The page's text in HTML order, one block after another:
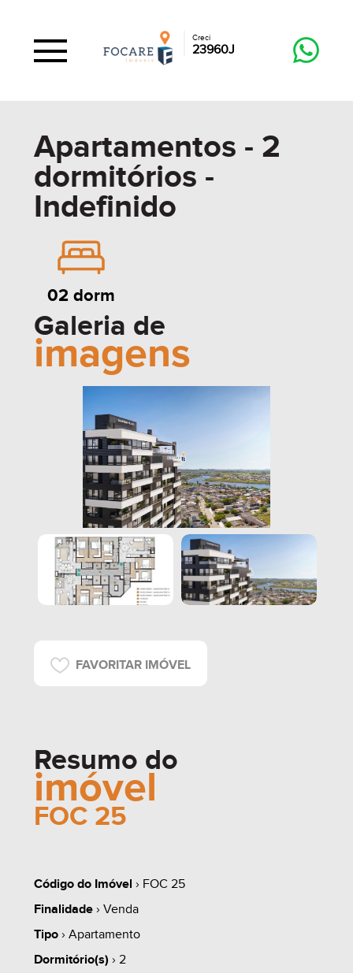
Creci
23960J
Apartamentos - 2
dormitórios -
Indefinido
02 dorm
Galeria de
imagens
FAVORITAR IMÓVEL
Resumo do
imóvel
FOC 25
Código do Imóvel › FOC 25
Finalidade› Venda
Tipo› Apartamento
Dormitório(s) › 2